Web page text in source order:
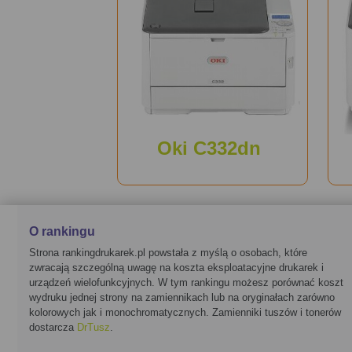
Oki C332dn
O rankingu
Strona rankingdrukarek.pl powstała z myślą o osobach, które
zwracają szczególną uwagę na koszta eksploatacyjne drukarek i
urządzeń wielofunkcyjnych. W tym rankingu możesz porównać koszt
wydruku jednej strony na zamiennikach lub na oryginałach zarówno
kolorowych jak i monochromatycznych. Zamienniki tuszów i tonerów
dostarcza DrTusz.